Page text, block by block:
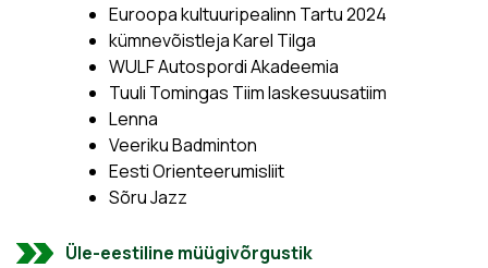
Euroopa kultuuripealinn Tartu 2024
kümnevõistleja Karel Tilga
WULF Autospordi Akadeemia
Tuuli Tomingas Tiim laskesuusatiim
Lenna
Veeriku Badminton
Eesti Orienteerumisliit
Sõru Jazz
Üle-eestiline müügivõrgustik